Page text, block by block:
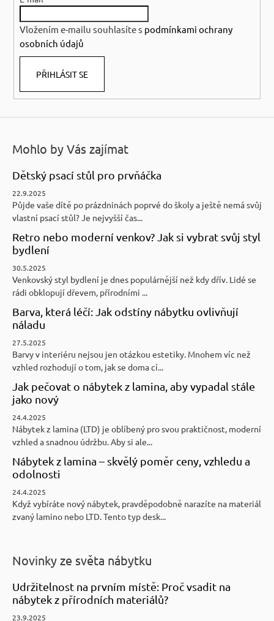
Vložením e-mailu souhlasíte s podmínkami ochrany
osobních údajů
PŘIHLÁSIT SE
Mohlo by Vás zajímat
Dětský psací stůl pro prvňáčka
22.9.2025
Půjde vaše dítě po prázdninách poprvé do školy a ještě nemá svůj
vlastní psací stůl? Je nejvyšší čas...
Retro nebo moderní venkov? Jak si vybrat svůj styl
bydlení
30.5.2025
Venkovský styl bydlení je dnes populárnější než kdy dřív. Lidé se
rádi obklopují dřevem, přírodními ...
Barva, která léčí: Jak odstíny nábytku ovlivňují
náladu
27.5.2025
Barvy v interiéru nejsou jen otázkou estetiky. Mnohem víc než
vzhled rozhodují o tom, jak se doma cí...
Jak pečovat o nábytek z lamina, aby vypadal stále
jako nový
24.4.2025
Nábytek z lamina (LTD) je oblíbený pro svou praktičnost, moderní
vzhled a snadnou údržbu. Aby si ale...
Nábytek z lamina – skvělý poměr ceny, vzhledu a
odolnosti
24.4.2025
Když vybíráte nový nábytek, pravděpodobně narazíte na materiál
zvaný lamino nebo LTD. Tento typ desk...
Novinky ze světa nábytku
Udržitelnost na prvním místě: Proč vsadit na
nábytek z přírodních materiálů?
23.9.2025